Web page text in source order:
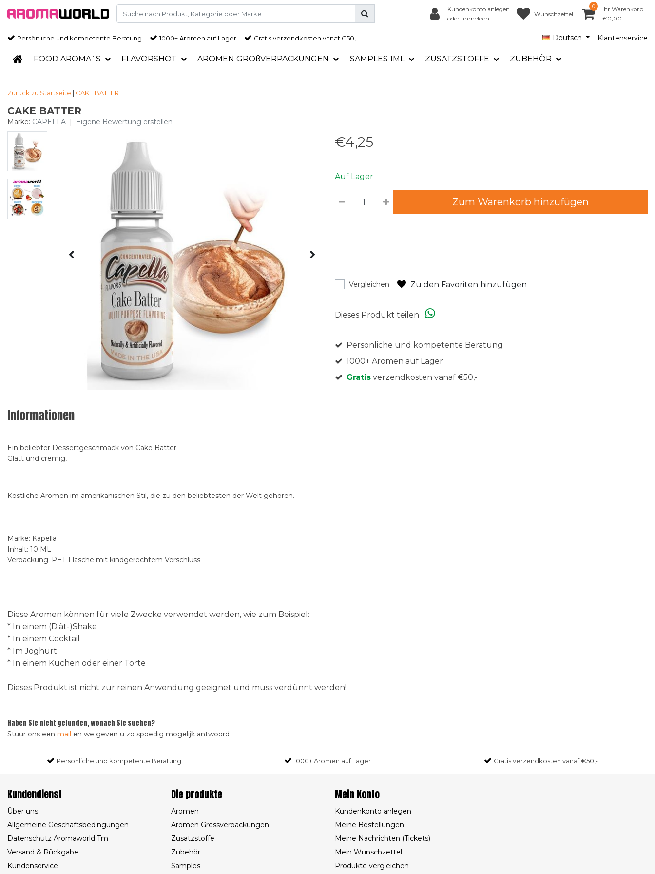
Kundenkonto anlegen
oder anmelden
Wunschzettel
0
Ihr Warenkorb
€0,00
Persönliche und kompetente Beratung 1000+ Aromen auf Lager Gratisverzendkosten vanaf €50,- Deutsch Klantenservice
FOOD AROMA`S FLAVORSHOT AROMEN GROßVERPACKUNGEN SAMPLES 1ML ZUSATZSTOFFE ZUBEHÖR
Zurück zu Startseite | CAKE BATTER
CAKE BATTER
Marke: CAPELLA | Eigene Bewertung erstellen
€4,25
Auf Lager
Zum Warenkorb hinzufügen
Vergleichen Zu den Favoriten hinzufügen
Dieses Produkt teilen
Persönliche und kompetente Beratung
1000+ Aromen auf Lager
Gratis verzendkosten vanaf €50,-
Informationen
Ein beliebter Dessertgeschmack von Cake Batter.
Glatt und cremig,
Köstliche Aromen im amerikanischen Stil, die zu den beliebtesten der Welt gehören.
Marke: Kapella
Inhalt: 10 ML
Verpackung: PET-Flasche mit kindgerechtem Verschluss
Diese Aromen können für viele Zwecke verwendet werden, wie zum Beispiel:
* In einem (Diät-)Shake
* In einem Cocktail
* Im Joghurt
* In einem Kuchen oder einer Torte
Dieses Produkt ist nicht zur reinen Anwendung geeignet und muss verdünnt werden!
Haben Sie nicht gefunden, wonach Sie suchen?
Stuur ons een mail en we geven u zo spoedig mogelijk antwoord
Persönliche und kompetente Beratung 1000+ Aromen auf Lager Gratisverzendkosten vanaf €50,-
Kundendienst
Über uns
Allgemeine Geschäftsbedingungen
Datenschutz Aromaworld Tm
Versand & Rückgabe
Kundenservice
Die produkte
Aromen
Aromen Grossverpackungen
Zusatzstoffe
Zubehör
Samples
Mein Konto
Kundenkonto anlegen
Meine Bestellungen
Meine Nachrichten (Tickets)
Mein Wunschzettel
Produkte vergleichen